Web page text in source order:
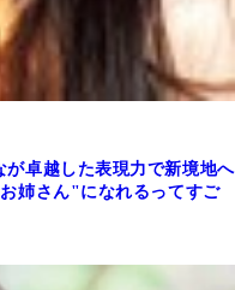
卓越した表現力で新境地へ
姉さん"になれるってすご